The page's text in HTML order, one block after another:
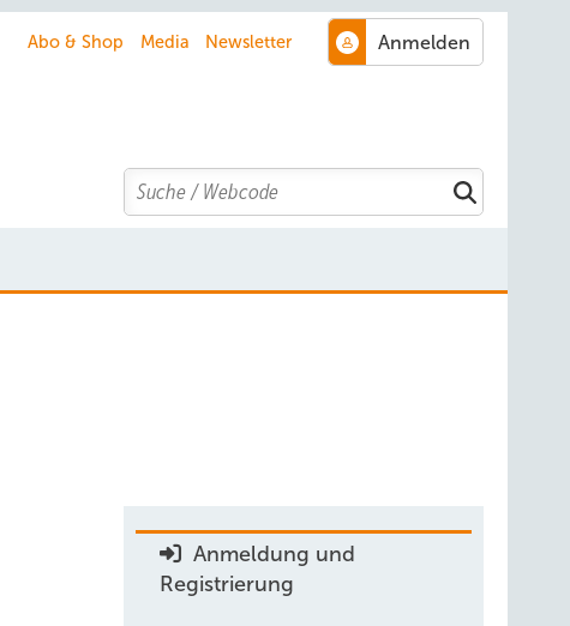
Abo & Shop Media Newsletter
Search
Anmeldung und
Registrierung